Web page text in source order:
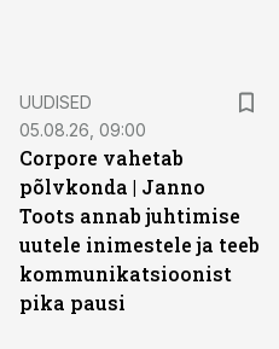
UUDISED
05.08.26, 09:00
Corpore vahetab
põlvkonda | Janno
Toots annab juhtimise
uutele inimestele ja teeb
kommunikatsioonist
pika pausi